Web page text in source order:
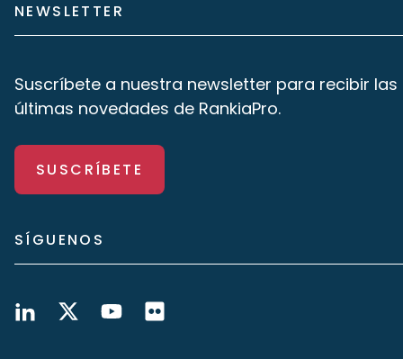
NEWSLETTER
Suscríbete a nuestra newsletter para recibir las
últimas novedades de RankiaPro.
SUSCRÍBETE
SÍGUENOS